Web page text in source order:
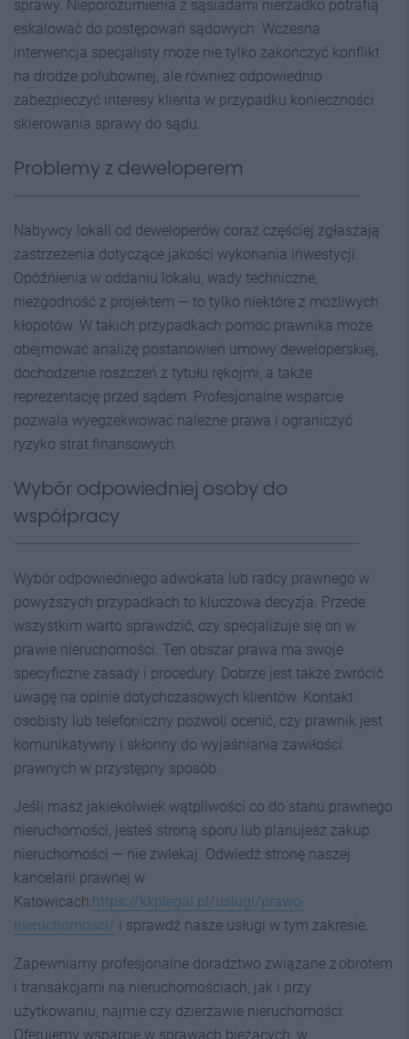
sprawy. Nieporozumienia z sąsiadami nierzadko potrafią
eskalować do postępowań sądowych. Wczesna
interwencja specjalisty może nie tylko zakończyć konflikt
na drodze polubownej, ale również odpowiednio
zabezpieczyć interesy klienta w przypadku konieczności
skierowania sprawy do sądu.
Problemy z deweloperem
Nabywcy lokali od deweloperów coraz częściej zgłaszają
zastrzeżenia dotyczące jakości wykonania inwestycji.
Opóźnienia w oddaniu lokalu, wady techniczne,
niezgodność z projektem — to tylko niektóre z możliwych
kłopotów. W takich przypadkach pomoc prawnika może
obejmować analizę postanowień umowy deweloperskiej,
dochodzenie roszczeń z tytułu rękojmi, a także
reprezentację przed sądem. Profesjonalne wsparcie
pozwala wyegzekwować należne prawa i ograniczyć
ryzyko strat finansowych.
Wybór odpowiedniej osoby do
współpracy
Wybór odpowiedniego adwokata lub radcy prawnego w
powyższych przypadkach to kluczowa decyzja. Przede
wszystkim warto sprawdzić, czy specjalizuje się on w
prawie nieruchomości. Ten obszar prawa ma swoje
specyficzne zasady i procedury. Dobrze jest także zwrócić
uwagę na opinie dotychczasowych klientów. Kontakt
osobisty lub telefoniczny pozwoli ocenić, czy prawnik jest
komunikatywny i skłonny do wyjaśniania zawiłości
prawnych w przystępny sposób.
Jeśli masz jakiekolwiek wątpliwości co do stanu prawnego
nieruchomości, jesteś stroną sporu lub planujesz zakup
nieruchomości — nie zwlekaj. Odwiedź stronę naszej
kancelarii prawnej w
Katowicach:https://kkplegal.pl/uslugi/prawo-
nieruchomosci/ i sprawdź nasze usługi w tym zakresie.
Zapewniamy profesjonalne doradztwo związane z obrotem
i transakcjami na nieruchomościach, jak i przy
użytkowaniu, najmie czy dzierżawie nieruchomości.
Oferujemy wsparcie w sprawach bieżących, w